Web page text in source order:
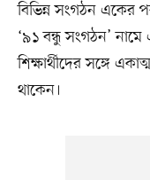
বিভিন্ন সংগঠন একের
‘৯১ বন্ধু সংগঠন’ নামে
শিক্ষার্থীদের সঙ্গে
থাকেন।